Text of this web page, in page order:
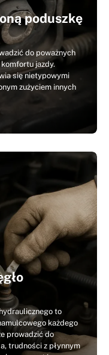
poduszkę
do poważnych
jazdy.
się nietypowymi
zużyciem innych
to
każdego
prowadzić do
trudności z płynnym